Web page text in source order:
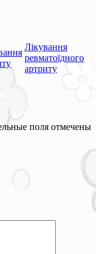
Лікування
ревматоїдного
артриту
поля отмечены